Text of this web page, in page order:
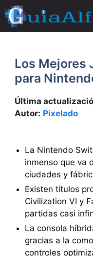
Saltar
al
contenido
Los Mejores
para
Última
Autor: Pixelado
La Nintendo
inmenso que va
ciudades y
Existen títulos
Civilization VI y
partidas casi
La consola
gracias a la
controles